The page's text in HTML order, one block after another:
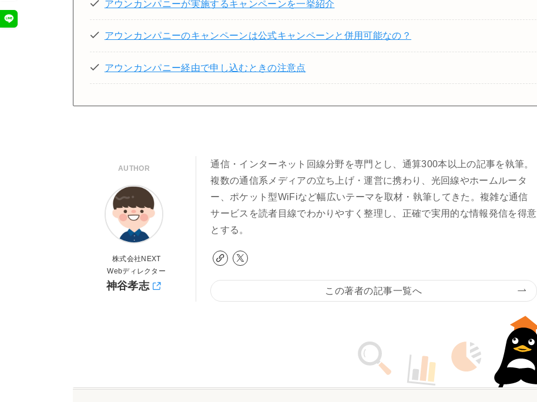
アウンカンパニーが実施するキャンペーンを一挙紹介
アウンカンパニーのキャンペーンは公式キャンペーンと併用可能なの？
アウンカンパニー経由で申し込むときの注意点
AUTHOR
株式会社NEXT
Webディレクター
神谷孝志
通信・インターネット回線分野を専門とし、通算300本以上の記事を執筆。
複数の通信系メディアの立ち上げ・運営に携わり、光回線やホームルータ
ー、ポケット型WiFiなど幅広いテーマを取材・執筆してきた。複雑な通信
サービスを読者目線でわかりやすく整理し、正確で実用的な情報発信を得意
とする。
この著者の記事一覧へ